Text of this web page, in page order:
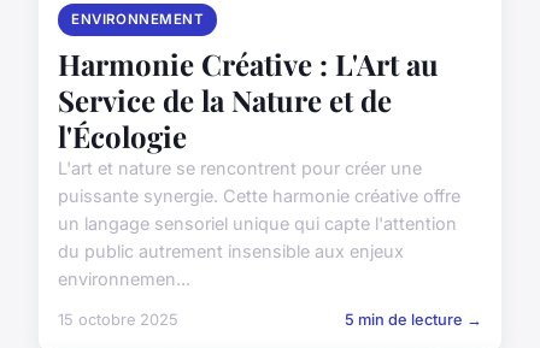
ENVIRONNEMENT
Harmonie Créative : L'Art au
Service de la Nature et de
l'Écologie
L'art et nature se rencontrent pour créer une
puissante synergie. Cette harmonie créative offre
un langage sensoriel unique qui capte l'attention
du public autrement insensible aux enjeux
environnemen...
15 octobre 2025 5 min de lecture →